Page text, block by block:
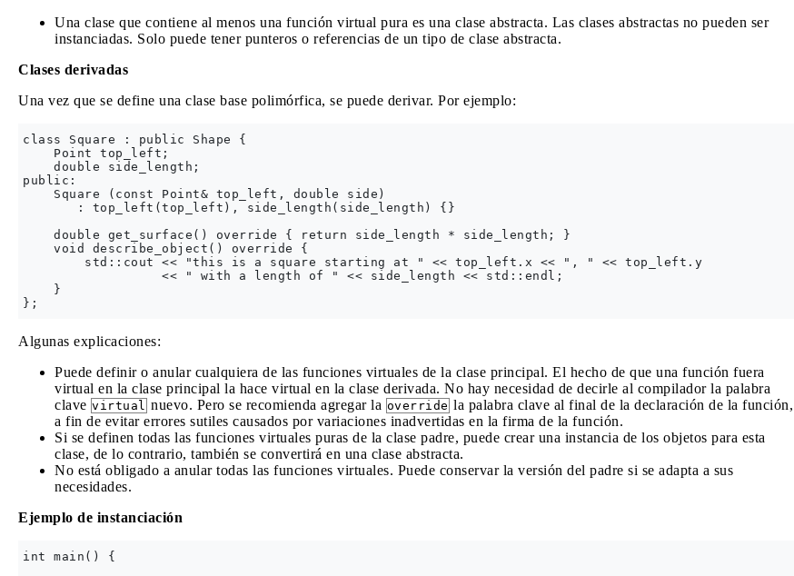
Una clase que contiene al menos una función virtual pura es una clase abstracta. Las clases abstractas no pueden ser
instanciadas. Solo puede tener punteros o referencias de un tipo de clase abstracta.
Clases derivadas
Una vez que se define una clase base polimórfica, se puede derivar. Por ejemplo:
class Square : public Shape {
    Point top_left;
    double side_length;
public:
    Square (const Point& top_left, double side)
       : top_left(top_left), side_length(side_length) {}
    double get_surface() override { return side_length * side_length; }
    void describe_object() override {
        std::cout << "this is a square starting at " << top_left.x << ", " << top_left.y
                  << " with a length of " << side_length << std::endl;
    }
Algunas explicaciones:
Puede definir o anular cualquiera de las funciones virtuales de la clase principal. El hecho de que una función fuera
virtual en la clase principal la hace virtual en la clase derivada. No hay necesidad de decirle al compilador la palabra
clave virtual nuevo. Pero se recomienda agregar la override la palabra clave al final de la declaración de la función,
a fin de evitar errores sutiles causados ​​por variaciones inadvertidas en la firma de la función.
Si se definen todas las funciones virtuales puras de la clase padre, puede crear una instancia de los objetos para esta
clase, de lo contrario, también se convertirá en una clase abstracta.
No está obligado a anular todas las funciones virtuales. Puede conservar la versión del padre si se adapta a sus
necesidades.
Ejemplo de instanciación
int main() {